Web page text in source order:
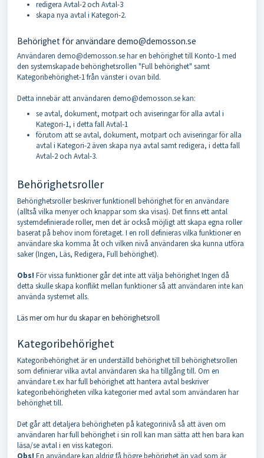
redigera Avtal-2 och Avtal-3
skapa nya avtal i Kategori-2.
Behörighet för användare demo@demosson.se
Användaren demo@demosson.se har en behörighet till Konto-1 med
den systemskapade behörighetsrollen "Full behörighet" samt
Kategoribehörighet-1 från vänster i ovan bild.
Detta innebär att användaren demo@demosson.se kan:
se avtal, dokument, motpart och aviseringar för alla avtal i
Kategori-1, i detta fall Avtal-1
förutom att se avtal, dokument, motpart och aviseringar för alla
avtal i Kategori-2 även skapa nya avtal samt redigera, i detta fall
Avtal-2 och Avtal-3.
Behörighetsroller
Behörighetsroller beskriver funktionell behörighet för en användare
(alltså vilka menyer och knappar som ska visas). Det finns ett antal
systemdefinierade roller, men det är också möjligt att skapa egna roller
baserat på behov inom företaget. I en roll definieras vilka funktioner en
användare ska komma åt och vilken nivå användaren ska kunna utföra
saker (Ingen, Läs, Redigera, Full behörighet).
Obs! För vissa funktioner går det inte att välja behörighet Ingen då
detta skulle skapa konflikt mellan funktioner så att användaren inte kan
använda systemet alls.
Läs mer om hur du skapar en behörighetsroll
Kategoribehörighet
Kategoribehörighet är en underställd behörighet till behörighetsrollen
som definierar vilka avtal användaren ska ha tillgång till. Om en
användare t.ex har full behörighet att hantera avtal beskriver
kategoribehörigheten vilka kategorier med avtal som användaren har
behörighet till.
Det går att detaljera behörigheten på kategorinivå så att även om
användaren har full behörighet i sin roll kan man sätta att hen bara kan
läsa/se avtal i en viss kategori.
Obs! En användare kan aldrig få högre behörighet än vad som är